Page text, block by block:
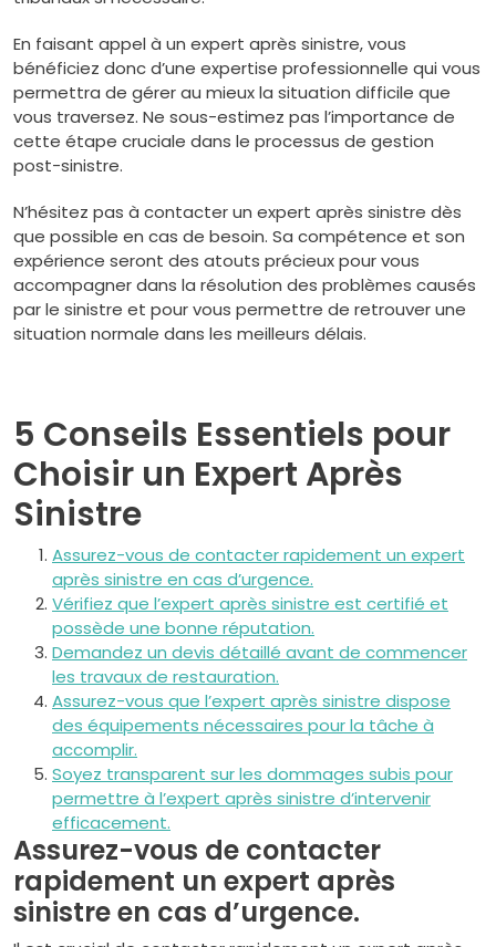
En faisant appel à un expert après sinistre, vous
bénéficiez donc d’une expertise professionnelle qui vous
permettra de gérer au mieux la situation difficile que
vous traversez. Ne sous-estimez pas l’importance de
cette étape cruciale dans le processus de gestion
post-sinistre.
N’hésitez pas à contacter un expert après sinistre dès
que possible en cas de besoin. Sa compétence et son
expérience seront des atouts précieux pour vous
accompagner dans la résolution des problèmes causés
par le sinistre et pour vous permettre de retrouver une
situation normale dans les meilleurs délais.
5 Conseils Essentiels pour
Choisir un Expert Après
Sinistre
Assurez-vous de contacter rapidement un expert
après sinistre en cas d’urgence.
Vérifiez que l’expert après sinistre est certifié et
possède une bonne réputation.
Demandez un devis détaillé avant de commencer
les travaux de restauration.
Assurez-vous que l’expert après sinistre dispose
des équipements nécessaires pour la tâche à
accomplir.
Soyez transparent sur les dommages subis pour
permettre à l’expert après sinistre d’intervenir
efficacement.
Assurez-vous de contacter
rapidement un expert après
sinistre en cas d’urgence.